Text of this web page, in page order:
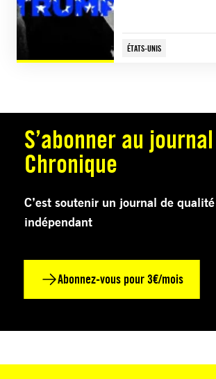
ÉTATS-UNIS
S’abonner au
Chronique
C’est soutenir un journal de
indépendant
Abonnez-vous pour 3€/mois